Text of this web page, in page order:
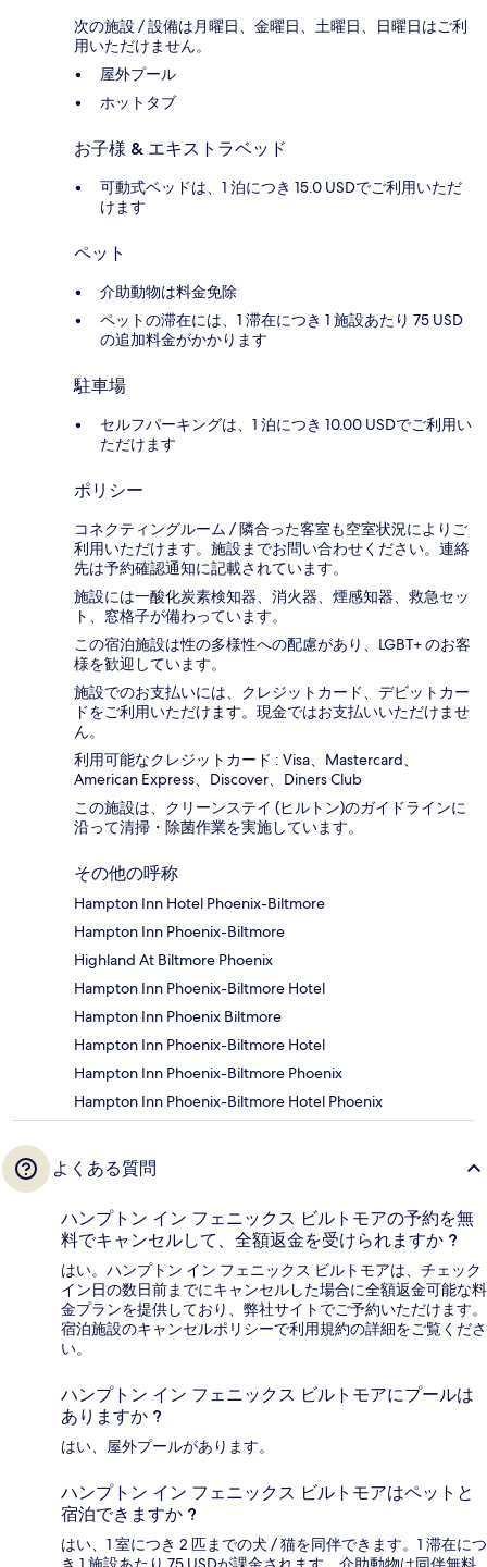
次の施設 / 設備は月曜日、金曜日、土曜日、日曜日はご利
用いただけません。
屋外プール
ホットタブ
お子様 & エキストラベッド
可動式ベッドは、1 泊につき 15.0 USDでご利用いただ
けます
ペット
介助動物は料金免除
ペットの滞在には、1 滞在につき 1 施設あたり 75 USD
の追加料金がかかります
駐車場
セルフパーキングは、1 泊につき 10.00 USDでご利用い
ただけます
ポリシー
コネクティングルーム / 隣合った客室も空室状況によりご
利用いただけます。施設までお問い合わせください。連絡
先は予約確認通知に記載されています。
施設には一酸化炭素検知器、消火器、煙感知器、救急セッ
ト、窓格子が備わっています。
この宿泊施設は性の多様性への配慮があり、LGBT+ のお客
様を歓迎しています。
施設でのお支払いには、クレジットカード、デビットカー
ドをご利用いただけます。現金ではお支払いいただけませ
ん。
利用可能なクレジットカード : Visa、Mastercard、
American Express、Discover、Diners Club
この施設は、クリーンステイ (ヒルトン)のガイドラインに
沿って清掃・除菌作業を実施しています。
その他の呼称
Hampton Inn Hotel Phoenix-Biltmore
Hampton Inn Phoenix-Biltmore
Highland At Biltmore Phoenix
Hampton Inn Phoenix-Biltmore Hotel
Hampton Inn Phoenix Biltmore
Hampton Inn Phoenix-Biltmore Hotel
Hampton Inn Phoenix-Biltmore Phoenix
Hampton Inn Phoenix-Biltmore Hotel Phoenix
よくある質問
ハンプトン イン フェニックス ビルトモアの予約を無
料でキャンセルして、全額返金を受けられますか ?
はい。ハンプトン イン フェニックス ビルトモアは、チェック
イン日の数日前までにキャンセルした場合に全額返金可能な料
金プランを提供しており、弊社サイトでご予約いただけます。
宿泊施設のキャンセルポリシーで利用規約の詳細をご覧くださ
い。
ハンプトン イン フェニックス ビルトモアにプールは
ありますか ?
はい、屋外プールがあります。
ハンプトン イン フェニックス ビルトモアはペットと
宿泊できますか ?
はい、1 室につき 2 匹までの犬 / 猫を同伴できます。1 滞在につ